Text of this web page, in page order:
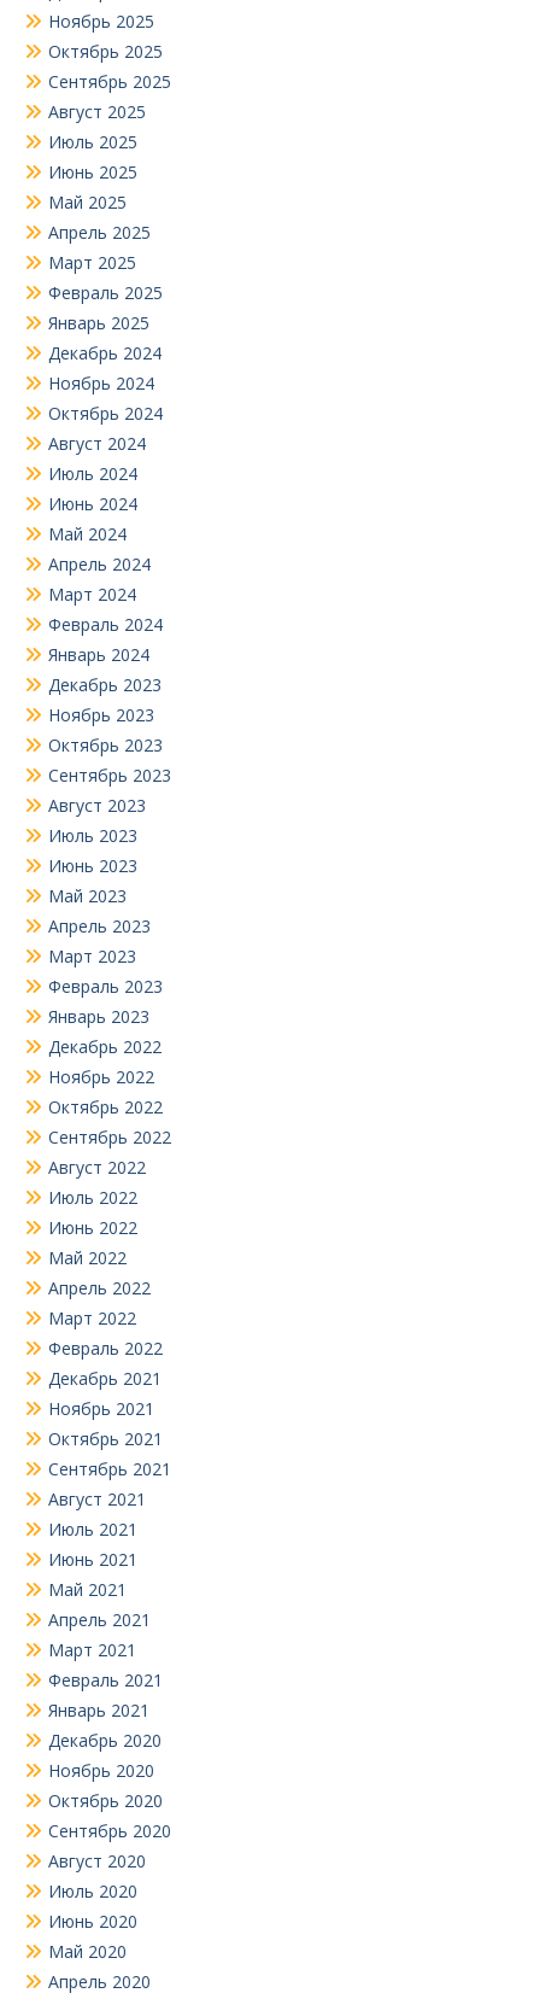
Ноябрь 2025
Октябрь 2025
Сентябрь 2025
Август 2025
Июль 2025
Июнь 2025
Май 2025
Апрель 2025
Март 2025
Февраль 2025
Январь 2025
Декабрь 2024
Ноябрь 2024
Октябрь 2024
Август 2024
Июль 2024
Июнь 2024
Май 2024
Апрель 2024
Март 2024
Февраль 2024
Январь 2024
Декабрь 2023
Ноябрь 2023
Октябрь 2023
Сентябрь 2023
Август 2023
Июль 2023
Июнь 2023
Май 2023
Апрель 2023
Март 2023
Февраль 2023
Январь 2023
Декабрь 2022
Ноябрь 2022
Октябрь 2022
Сентябрь 2022
Август 2022
Июль 2022
Июнь 2022
Май 2022
Апрель 2022
Март 2022
Февраль 2022
Декабрь 2021
Ноябрь 2021
Октябрь 2021
Сентябрь 2021
Август 2021
Июль 2021
Июнь 2021
Май 2021
Апрель 2021
Март 2021
Февраль 2021
Январь 2021
Декабрь 2020
Ноябрь 2020
Октябрь 2020
Сентябрь 2020
Август 2020
Июль 2020
Июнь 2020
Май 2020
Апрель 2020